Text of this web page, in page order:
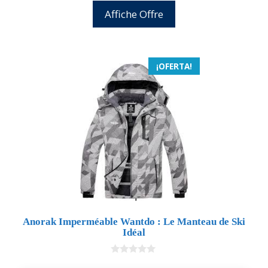
Affiche Offre
¡OFERTA!
Anorak Imperméable Wantdo : Le Manteau de Ski
Idéal